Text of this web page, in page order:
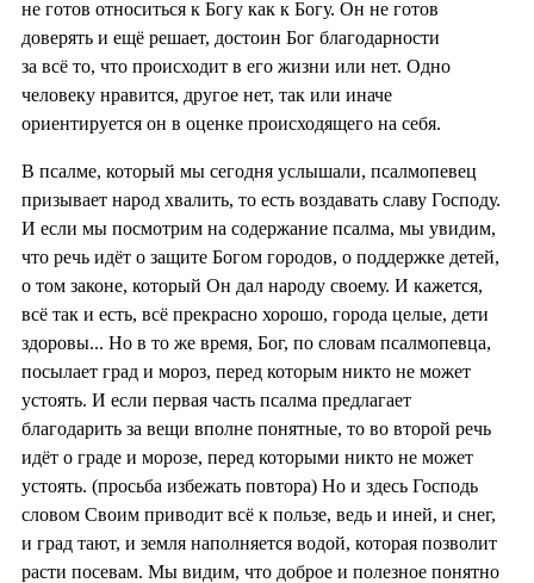
не готов относиться к Богу как к Богу. Он не готов
доверять и ещё решает, достоин Бог благодарности
за всё то, что происходит в его жизни или нет. Одно
человеку нравится, другое нет, так или иначе
ориентируется он в оценке происходящего на себя.
В псалме, который мы сегодня услышали, псалмопевец
призывает народ хвалить, то есть воздавать славу Господу.
И если мы посмотрим на содержание псалма, мы увидим,
что речь идёт о защите Богом городов, о поддержке детей,
о том законе, который Он дал народу своему. И кажется,
всё так и есть, всё прекрасно хорошо, города целые, дети
здоровы... Но в то же время, Бог, по словам псалмопевца,
посылает град и мороз, перед которым никто не может
устоять. И если первая часть псалма предлагает
благодарить за вещи вполне понятные, то во второй речь
идёт о граде и морозе, перед которыми никто не может
устоять. (просьба избежать повтора) Но и здесь Господь
словом Своим приводит всё к пользе, ведь и иней, и снег,
и град тают, и земля наполняется водой, которая позволит
расти посевам. Мы видим, что доброе и полезное понятно